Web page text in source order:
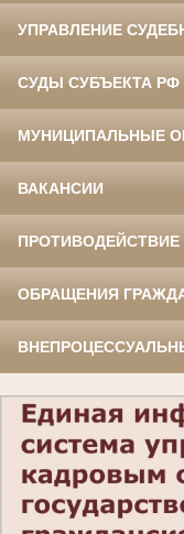
УПРАВЛЕНИЕ
СУДЫ СУБЪЕКТА РФ
МУНИЦИПАЛЬНЫЕ
ВАКАНСИИ
ПРОТИВОДЕЙСТВИЕ
ОБРАЩЕНИЯ